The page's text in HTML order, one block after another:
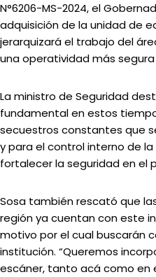
N°6206-MS-2024, el
adquisición de la unidad de
jerarquizará el trabajo del
una operatividad más
La ministro de Seguridad
fundamental en estos
secuestros constantes que
y para el control interno de
fortalecer la seguridad en el
Sosa también rescató que
región ya cuentan con este
motivo por el cual buscarán
institución. “Queremos
escáner, tanto acá como en